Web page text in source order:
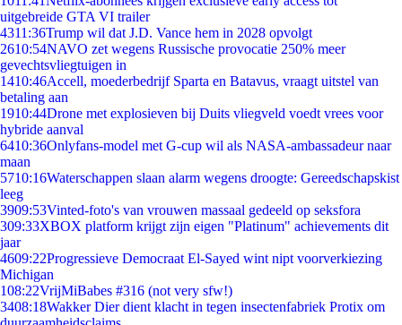
uitgebreide GTA VI trailer
4311:36Trump wil dat J.D. Vance hem in 2028 opvolgt
2610:54NAVO zet wegens Russische provocatie 250% meer
gevechtsvliegtuigen in
1410:46Accell, moederbedrijf Sparta en Batavus, vraagt uitstel van
betaling aan
1910:44Drone met explosieven bij Duits vliegveld voedt vrees voor
hybride aanval
6410:36Onlyfans-model met G-cup wil als NASA-ambassadeur naar
maan
5710:16Waterschappen slaan alarm wegens droogte: Gereedschapskist
leeg
3909:53Vinted-foto's van vrouwen massaal gedeeld op seksfora
309:33XBOX platform krijgt zijn eigen "Platinum" achievements dit
jaar
4609:22Progressieve Democraat El-Sayed wint nipt voorverkiezing
Michigan
108:22VrijMiBabes #316 (not very sfw!)
3408:18Wakker Dier dient klacht in tegen insectenfabriek Protix om